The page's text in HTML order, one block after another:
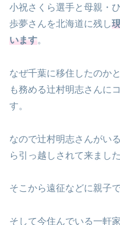
小祝さくら選手と母親・
歩夢さんを北海道に残し
います。
なぜ千葉に移住したのか
も務める辻村明志さんに
す。
なので辻村明志さんがい
ら引っ越しされて来ました
そこから遠征などに親子
そして今住んでいる一軒